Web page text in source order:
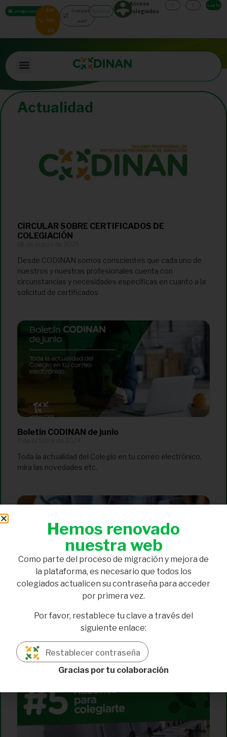
info@codinan.org687
996
251
Colégiate
aquí
Acceso
colegiados
Log In
Actualidad
CIRCULAR SOBRE CERTIFICADOS DE
COLEGIACIÓN
Desde CODINAN somos conscientes que cada uno de
nuestros y nuestras profesionales cuenta con
circunstancias y necesidades específicas en cuanto a la
solicitud de certificados
Boletín CODINAN de junio
Toda la actualidad del Colegio en tu correo electrónico,
mira las novedades etc.
7 de octubre de 2024
El plazo para comunicar a la Tesorería General de la
Seguridad Social ciertos datos relacionados con tu
actividad profesional finaliza el 30 de junio
Hemos renovado
nuestra web
Como parte del proceso de migración y mejora de
la plataforma, es necesario que todos los
colegiados actualicen su contraseña para acceder
por primera vez.
Por favor, restablece tu clave a través del
siguiente enlace:
Restablecer contraseña
Gracias por tu colaboración